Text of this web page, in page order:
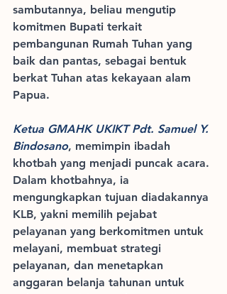
sambutannya, beliau mengutip
komitmen Bupati terkait
pembangunan Rumah Tuhan yang
baik dan pantas, sebagai bentuk
berkat Tuhan atas kekayaan alam
Papua.
Ketua GMAHK UKIKT Pdt. Samuel Y.
Bindosano, memimpin ibadah
khotbah yang menjadi puncak acara.
Dalam khotbahnya, ia
mengungkapkan tujuan diadakannya
KLB, yakni memilih pejabat
pelayanan yang berkomitmen untuk
melayani, membuat strategi
pelayanan, dan menetapkan
anggaran belanja tahunan untuk